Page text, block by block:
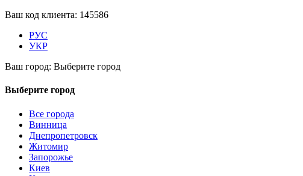
Ваш код клиента: 145586
РУС
УКР
Ваш город: Выберите город
Выберите город
Все города
Винница
Днепропетровск
Житомир
Запорожье
Киев